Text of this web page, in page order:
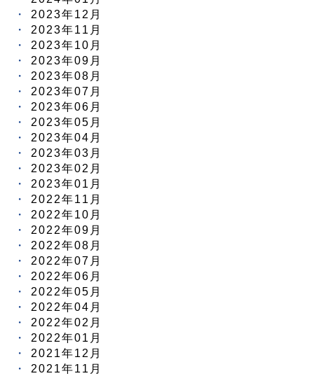
2023年12月
2023年11月
2023年10月
2023年09月
2023年08月
2023年07月
2023年06月
2023年05月
2023年04月
2023年03月
2023年02月
2023年01月
2022年11月
2022年10月
2022年09月
2022年08月
2022年07月
2022年06月
2022年05月
2022年04月
2022年02月
2022年01月
2021年12月
2021年11月